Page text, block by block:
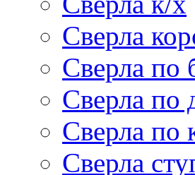
Сверла
Сверла по
Сверла по
Сверла по
Сверла